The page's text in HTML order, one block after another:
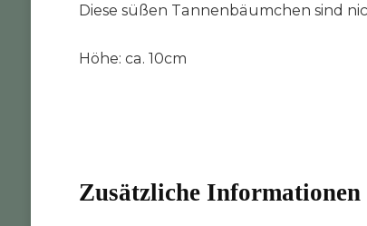
Diese süßen Tannenbäumchen sind
Höhe: ca. 10cm
Zusätzliche Informationen